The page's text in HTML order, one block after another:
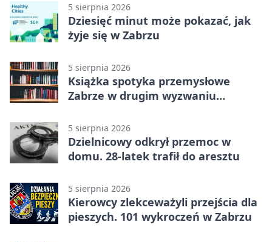
5 sierpnia 2026
Dziesięć minut może pokazać, jak
żyje się w Zabrzu
5 sierpnia 2026
Książka spotyka przemysłowe
Zabrze w drugim wyzwaniu
5 sierpnia 2026
Dzielnicowy odkrył przemoc w
domu. 28-latek trafił do aresztu
5 sierpnia 2026
Kierowcy zlekceważyli przejścia dla
pieszych. 101 wykroczeń w Zabrzu